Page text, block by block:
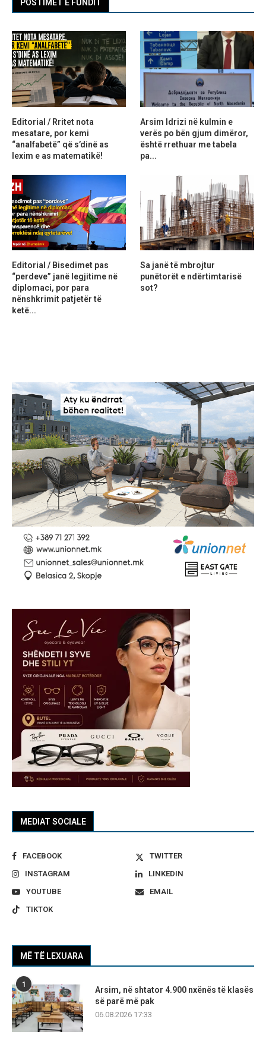
MEDIAT SOCIALE
FACEBOOK
TWITTER
INSTAGRAM
LINKEDIN
YOUTUBE
EMAIL
TIKTOK
MË TË LEXUARA
1
Arsim, në shtator 4.900 nxënës të klasës
së parë më pak
06.08.2026 17:33
POSTIMET E FUNDIT
Editorial / Rritet nota
mesatare, por kemi
“analfabetë” që s’dinë as
lexim e as matematikë!
Arsim Idrizi në kulmin e
verës po bën gjum dimëror,
është rrethuar me tabela
pa...
Editorial / Bisedimet pas
“perdeve” janë legjitime në
diplomaci, por para
nënshkrimit patjetër të
ketë...
Sa janë të mbrojtur
punëtorët e ndërtimtarisë
sot?